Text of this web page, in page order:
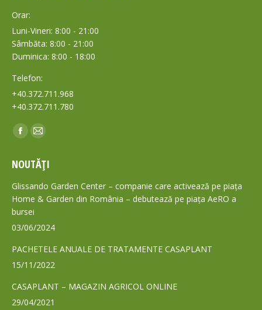
Orar:
Luni-Vineri: 8:00 - 21:00
Sâmbăta: 8:00 - 21:00
Duminica: 8:00 - 18:00
Telefon:
+40.372.711.968
+40.372.711.780
Find us on:
Facebook
opens
in
new
window
Mail
opens
in
new
NOUTĂȚI
Glissando Garden Center – companie care activează pe piața
Home & Garden din România – debutează pe piața AeRO a
bursei
03/06/2024
PACHETELE ANUALE DE TRATAMENTE CASAPLANT
15/11/2022
CASAPLANT – MAGAZIN AGRICOL ONLINE
29/04/2021